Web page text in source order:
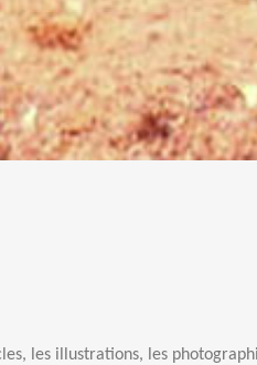
les illustrations, les